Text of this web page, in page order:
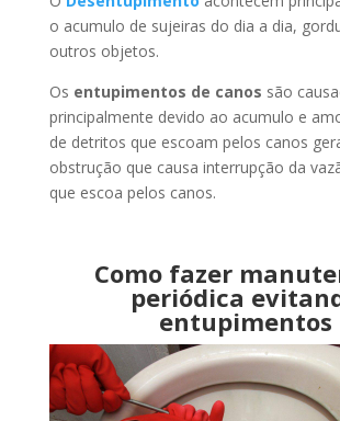
o acumulo de sujeiras do dia a dia,
outros objetos.
Os entupimentos de canos são
principalmente devido ao acumulo e
de detritos que escoam pelos canos
obstrução que causa interrupção da
que escoa pelos canos.
Como fazer
periódica
entupimentos